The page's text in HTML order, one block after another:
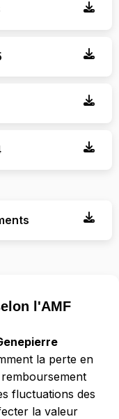
l'AMF
la perte en
fluctuations des
la valeur